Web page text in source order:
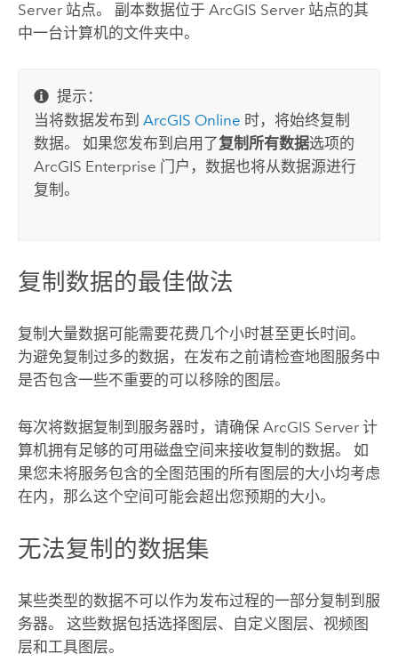
Server站点。 副本数据位于 ArcGIS Server站点的其
中一台计算机的文件夹中。
提示：
当将数据发布到ArcGIS Online 时，将始终复制
数据。 如果您发布到启用了复制所有数据选项的
ArcGIS Enterprise 门户，数据也将从数据源进行
复制。
复制数据的最佳做法
复制大量数据可能需要花费几个小时甚至更长时间。
为避免复制过多的数据，在发布之前请检查地图服务中
是否包含一些不重要的可以移除的图层。
每次将数据复制到服务器时，请确保 ArcGIS Server计
算机拥有足够的可用磁盘空间来接收复制的数据。 如
果您未将服务包含的全图范围的所有图层的大小均考虑
在内，那么这个空间可能会超出您预期的大小。
无法复制的数据集
某些类型的数据不可以作为发布过程的一部分复制到服
务器。 这些数据包括选择图层、自定义图层、视频图
层和工具图层。